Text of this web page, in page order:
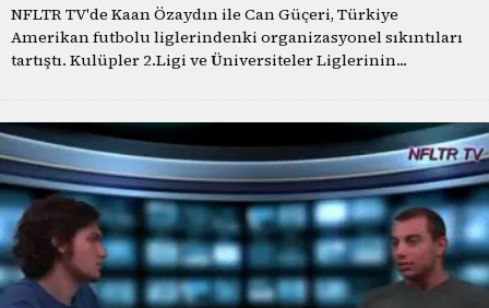
NFLTR TV'de Kaan Özaydın ile Can Güçeri, Türkiye
Amerikan futbolu liglerindenki organizasyonel sıkıntıları
tartıştı. Kulüpler 2.Ligi ve Üniversiteler Liglerinin...